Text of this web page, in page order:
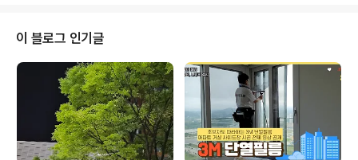
먼저 대학의 경우를 살펴보자. 대학을 나오면 고졸자 보다 취직하는데 유리하고
전반적으로 더 많은 임금을 받을 수 있다. 하지만 주로 일류대 출신들이 그렇다
는 말이고 전체적으..
이 블로그 인기글